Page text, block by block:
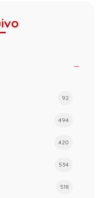
92
494
420
534
518